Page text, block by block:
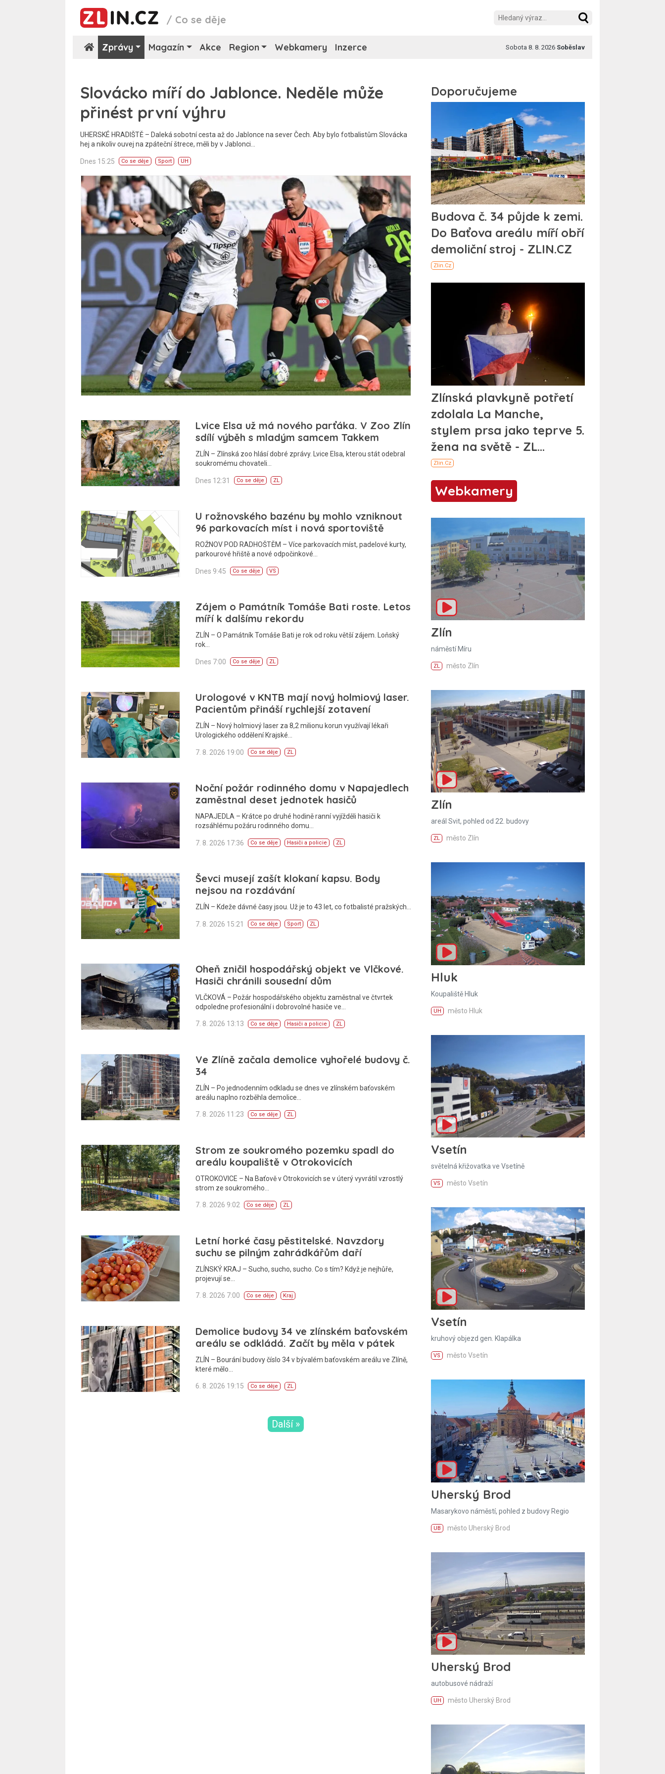
/ Co se děje
Zprávy Magazín Akce Region Webkamery Inzerce Sobota 8. 8. 2026 Soběslav
Slovácko míří do Jablonce. Neděle může
přinést první výhru
UHERSKÉ HRADIŠTĚ – Daleká sobotní cesta až do Jablonce na sever Čech. Aby bylo fotbalistům Slovácka
hej a nikoliv ouvej na zpáteční štrece, měli by v Jablonci…
Dnes 15:25 Co se děje Sport UH
Lvice Elsa už má nového parťáka. V Zoo Zlín
sdílí výběh s mladým samcem Takkem
ZLÍN – Zlínská zoo hlásí dobré zprávy. Lvice Elsa, kterou stát odebral
soukromému chovateli…
Dnes 12:31 Co se děje ZL
U rožnovského bazénu by mohlo vzniknout
96 parkovacích míst i nová sportoviště
ROŽNOV POD RADHOŠTĚM – Více parkovacích míst, padelové kurty,
parkourové hřiště a nové odpočinkové…
Dnes 9:45 Co se děje VS
Zájem o Památník Tomáše Bati roste. Letos
míří k dalšímu rekordu
ZLÍN – O Památník Tomáše Bati je rok od roku větší zájem. Loňský
rok…
Dnes 7:00 Co se děje ZL
Urologové v KNTB mají nový holmiový laser.
Pacientům přináší rychlejší zotavení
ZLÍN – Nový holmiový laser za 8,2 milionu korun využívají lékaři
Urologického oddělení Krajské…
7. 8. 2026 19:00 Co se děje ZL
Noční požár rodinného domu v Napajedlech
zaměstnal deset jednotek hasičů
NAPAJEDLA – Krátce po druhé hodině ranní vyjížděli hasiči k
rozsáhlému požáru rodinného domu…
7. 8. 2026 17:36 Co se děje Hasiči a policie ZL
Ševci musejí zašít klokaní kapsu. Body
nejsou na rozdávání
ZLÍN – Kdeže dávné časy jsou. Už je to 43 let, co fotbalisté pražských…
7. 8. 2026 15:21 Co se děje Sport ZL
Oheň zničil hospodářský objekt ve Vlčkové.
Hasiči chránili sousední dům
VLČKOVÁ – Požár hospodářského objektu zaměstnal ve čtvrtek
odpoledne profesionální i dobrovolné hasiče ve…
7. 8. 2026 13:13 Co se děje Hasiči a policie ZL
Ve Zlíně začala demolice vyhořelé budovy č.
34
ZLÍN – Po jednodenním odkladu se dnes ve zlínském baťovském
areálu naplno rozběhla demolice…
7. 8. 2026 11:23 Co se děje ZL
Strom ze soukromého pozemku spadl do
areálu koupaliště v Otrokovicích
OTROKOVICE – Na Baťově v Otrokovicích se v úterý vyvrátil vzrostlý
strom ze soukromého…
7. 8. 2026 9:02 Co se děje ZL
Letní horké časy pěstitelské. Navzdory
suchu se pilným zahrádkářům daří
ZLÍNSKÝ KRAJ – Sucho, sucho, sucho. Co s tím? Když je nejhůře,
projevují se…
7. 8. 2026 7:00 Co se děje Kraj
Demolice budovy 34 ve zlínském baťovském
areálu se odkládá. Začít by měla v pátek
ZLÍN – Bourání budovy číslo 34 v bývalém baťovském areálu ve Zlíně,
které mělo…
6. 8. 2026 19:15 Co se děje ZL
Další »
Webkamery
Zlín
náměstí Míru
ZL město Zlín
Zlín
areál Svit, pohled od 22. budovy
ZL město Zlín
Hluk
Koupaliště Hluk
UH město Hluk
Vsetín
světelná křižovatka ve Vsetíně
VS město Vsetín
Vsetín
kruhový objezd gen. Klapálka
VS město Vsetín
Uherský Brod
Masarykovo náměstí, pohled z budovy Regio
UB město Uherský Brod
Uherský Brod
autobusové nádraží
UH město Uherský Brod